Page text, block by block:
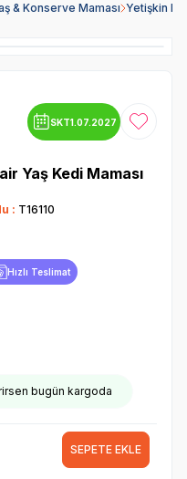
& Konserve Maması Yetişkin
SKT1.07.2027 Favoriye
Yaş Kedi Maması
: T16110
Hızlı Teslimat
bugün kargoda
SEPETE EKLE